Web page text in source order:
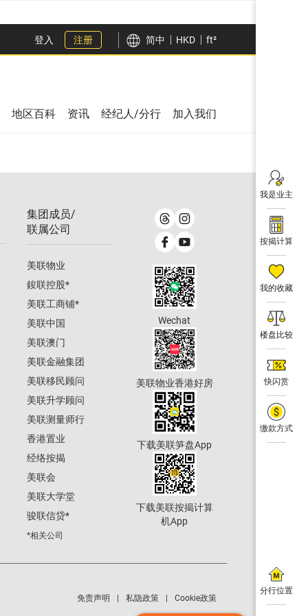
登入 注册 简中 HKD ft²
我是业主
按揭计算
我的收藏
楼盘比较
快闪赏
缴款方式
分行位置
地区百科 资讯 经纪人/分行 加入我们
集团成员/
联属公司
美联物业
鋑联控股*
美联工商铺*
美联中国
美联澳门
美联金融集团
美联移民顾问
美联升学顾问
美联测量师行
香港置业
经络按揭
美联会
美联大学堂
骏联信贷*
*相关公司
Wechat
美联物业香港好房
下载美联笋盘App
下载美联按揭计算
机App
免责声明 私隐政策 Cookie政策